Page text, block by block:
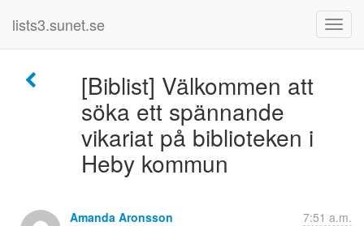
lists3.sunet.se
[Biblist] Välkommen att
söka ett spännande
vikariat på biblioteken i
Heby kommun
Amanda Aronsson 7:51 a.m.